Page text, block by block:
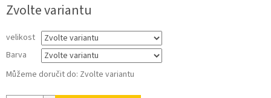
cena:
Zvolte variantu
velikost
Barva
Můžeme doručit do: Zvolte variantu